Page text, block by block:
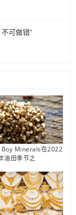
可做错”
Minerals在2022
油田季节之